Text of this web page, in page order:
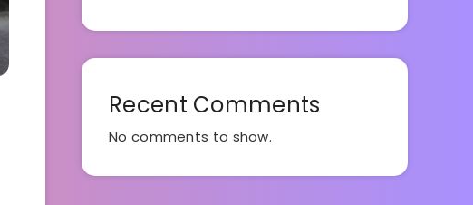
Recent Comments
No comments to show.